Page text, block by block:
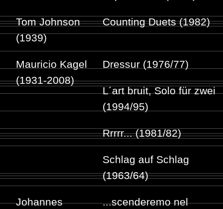
Tom Johnson
(1939)
Counting Duets (1982)
Mauricio Kagel
(1931-2008)
Dressur (1976/77)
L´art bruit, Solo für zwei
(1994/95)
Rrrrr... (1981/82)
Schlag auf Schlag
(1963/64)
Johannes
...scenderemo nel